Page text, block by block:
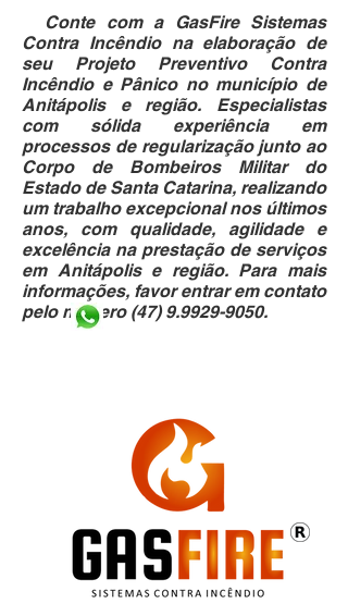
Conte com a GasFire Sistemas
Contra Incêndio na elaboração de
seu Projeto Preventivo Contra
Incêndio e Pânico no município de
Anitápolis e região. Especialistas
com sólida experiência em
processos de regularização junto ao
Corpo de Bombeiros Militar do
Estado de Santa Catarina, realizando
um trabalho excepcional nos últimos
anos, com qualidade, agilidade e
excelência na prestação de serviços
em Anitápolis e região. Para mais
informações, favor entrar em contato
pelo número (47) 9.9929-9050.